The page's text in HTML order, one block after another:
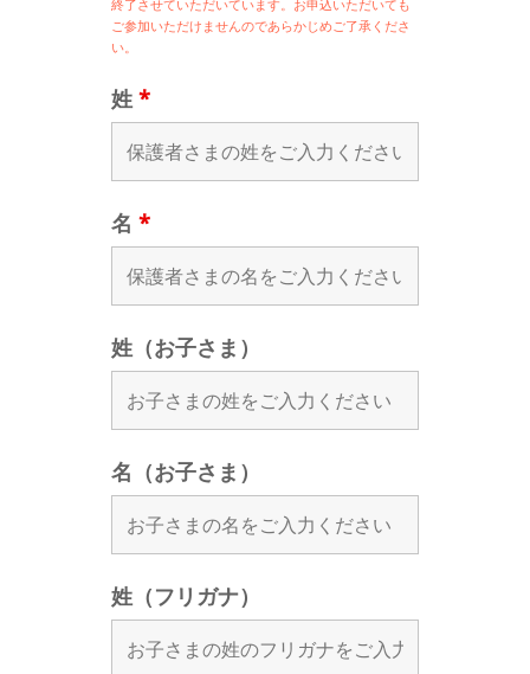
終了させていただいています。お申込いただいても
ご参加いただけませんのであらかじめご了承くださ
い。
姓 *
名 *
姓（お子さま）
名（お子さま）
姓（フリガナ）